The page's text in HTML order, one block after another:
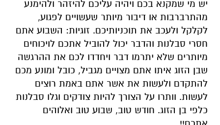
יש מי שמקנא בכם ויהיה עליכם להיזהר ולהימנע
מהתרברבות או דיבור מיותר שעשויים לפגוע,
לקלקל ולעכב את תוכניותיכם. זוגיות: השבוע אתם
חסרי סבלנות והדבר יכול להוביל אתכם לויכוחים
מיותרים שלא יתרמו דבר ויחדדו לכם את ההרגשה
שבן הזוג איתו אתם מצויים מגביל, כובל ומונע מכם
להתקדם ולעשות את אשר אתם באמת רוצים
לעשות. וותרו על הצורך להיות צודקים וגלו סבלנות
כלפי בן הזוג. חודש טוב, שבוע טוב ואלוהים